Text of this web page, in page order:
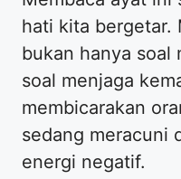
hati kita bergetar.
bukan hanya soal
soal menjaga
membicarakan
sedang meracuni
energi negatif.